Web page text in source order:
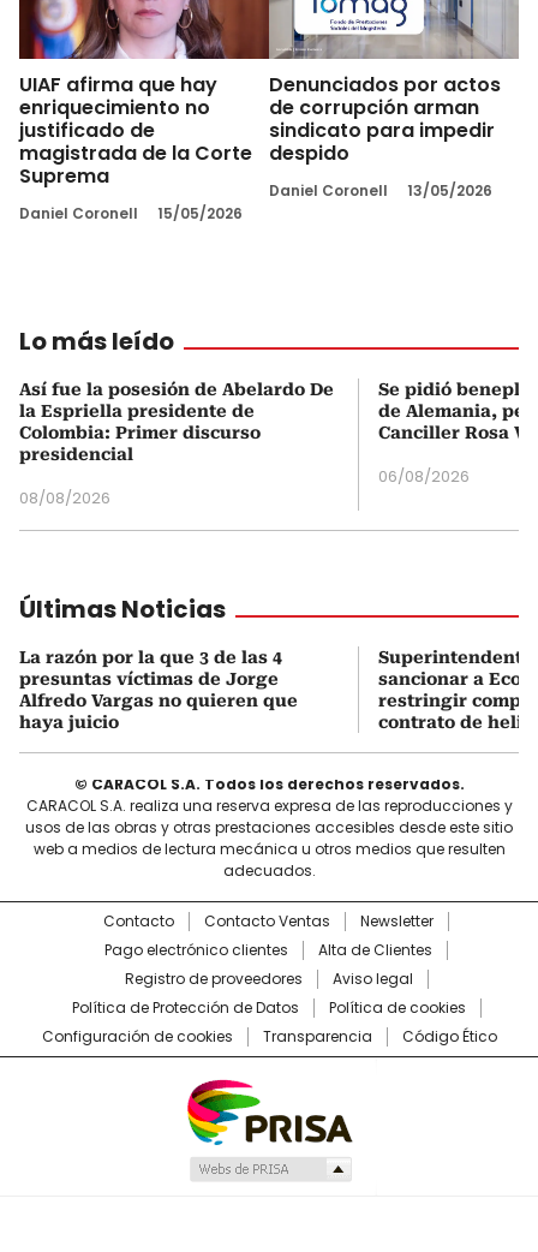
UIAF afirma que hay
enriquecimiento no
justificado de
magistrada de la Corte
Suprema
Daniel Coronell 15/05/2026
Denunciados por actos
de corrupción arman
sindicato para impedir
despido
Daniel Coronell 13/05/2026
Lo más leído
Así fue la posesión de Abelardo De
la Espriella presidente de
Colombia: Primer discurso
presidencial
08/08/2026
Se pidió
de Alemania,
Canciller Rosa
06/08/2026
Últimas Noticias
La razón por la que 3 de las 4
presuntas víctimas de Jorge
Alfredo Vargas no quieren que
haya juicio
Superintendente
sancionar a
restringir
contrato de
© CARACOL S.A. Todos los derechos reservados.
CARACOL S.A. realiza una reserva expresa de las reproducciones y
usos de las obras y otras prestaciones accesibles desde este sitio
web a medios de lectura mecánica u otros medios que resulten
adecuados.
Contacto Contacto Ventas
Newsletter
Pago electrónico clientes
Alta de Clientes
Registro de proveedores
Aviso legal
Política de Protección de Datos
Política de cookies
Configuración de cookies
Transparencia Código Ético